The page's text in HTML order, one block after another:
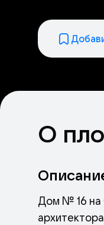
О
Дом № 16 на